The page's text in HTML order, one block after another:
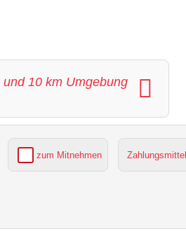
und 10 km Umgebung
zum Mitnehmen Zahlungsmittel